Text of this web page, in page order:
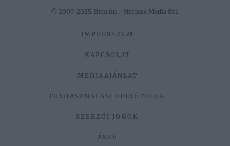
© 2009-2025. Bien.hu - Netbase Media Kft.
IMPRESSZUM
KAPCSOLAT
MÉDIAAJÁNLAT
FELHASZNÁLÁSI FELTÉTELEK
SZERZŐI JOGOK
ÁSZF